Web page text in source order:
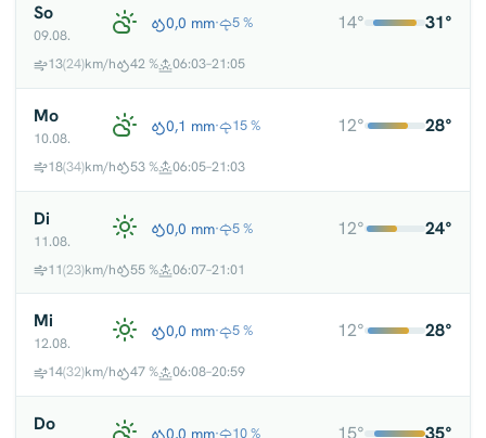
So
09.08.
0,0 mm· 5 % 14° 31°
13(24)km/h 42 % 06:03–21:05
Mo
10.08.
0,1 mm· 15 % 12° 28°
18(34)km/h 53 % 06:05–21:03
Di
11.08.
0,0 mm· 5 % 12° 24°
11(23)km/h 55 % 06:07–21:01
Mi
12.08.
0,0 mm· 5 % 12° 28°
14(32)km/h 47 % 06:08–20:59
Do 0,0 mm· 10 % 15° 35°